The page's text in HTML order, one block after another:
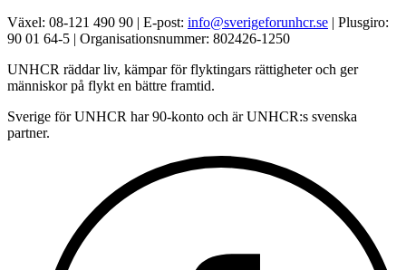
Växel: 08-121 490 90 | E-post: info@sverigeforunhcr.se | Plusgiro:
90 01 64-5 | Organisationsnummer: 802426-1250
UNHCR räddar liv, kämpar för flyktingars rättigheter och ger
människor på flykt en bättre framtid.
Sverige för UNHCR har 90-konto och är UNHCR:s svenska
partner.